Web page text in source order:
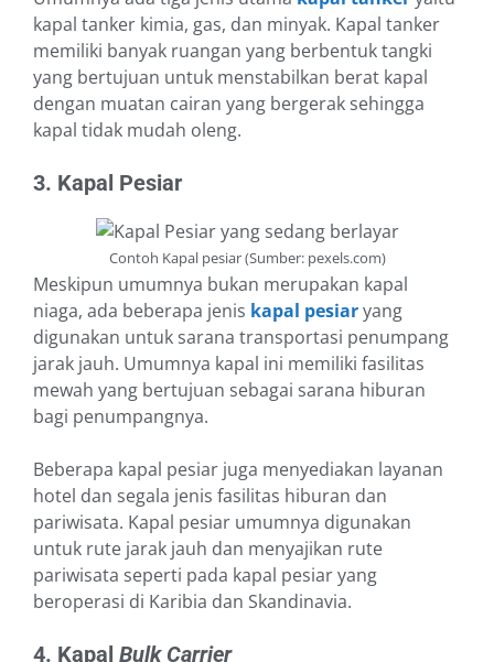
kapal tanker kimia, gas, dan minyak. Kapal tanker
memiliki banyak ruangan yang berbentuk tangki
yang bertujuan untuk menstabilkan berat kapal
dengan muatan cairan yang bergerak sehingga
kapal tidak mudah oleng.
3. Kapal Pesiar
Contoh Kapal pesiar (Sumber: pexels.com)
Meskipun umumnya bukan merupakan kapal
niaga, ada beberapa jenis kapal pesiaryang
digunakan untuk sarana transportasi penumpang
jarak jauh. Umumnya kapal ini memiliki fasilitas
mewah yang bertujuan sebagai sarana hiburan
bagi penumpangnya.
Beberapa kapal pesiar juga menyediakan layanan
hotel dan segala jenis fasilitas hiburan dan
pariwisata. Kapal pesiar umumnya digunakan
untuk rute jarak jauh dan menyajikan rute
pariwisata seperti pada kapal pesiar yang
beroperasi di Karibia dan Skandinavia.
4. Kapal Bulk Carrier